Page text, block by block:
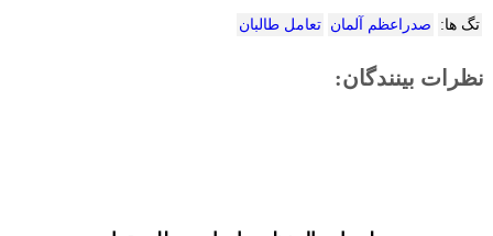
تگ ها: صدراعظم آلمان تعامل طالبان
نظرات بینندگان: